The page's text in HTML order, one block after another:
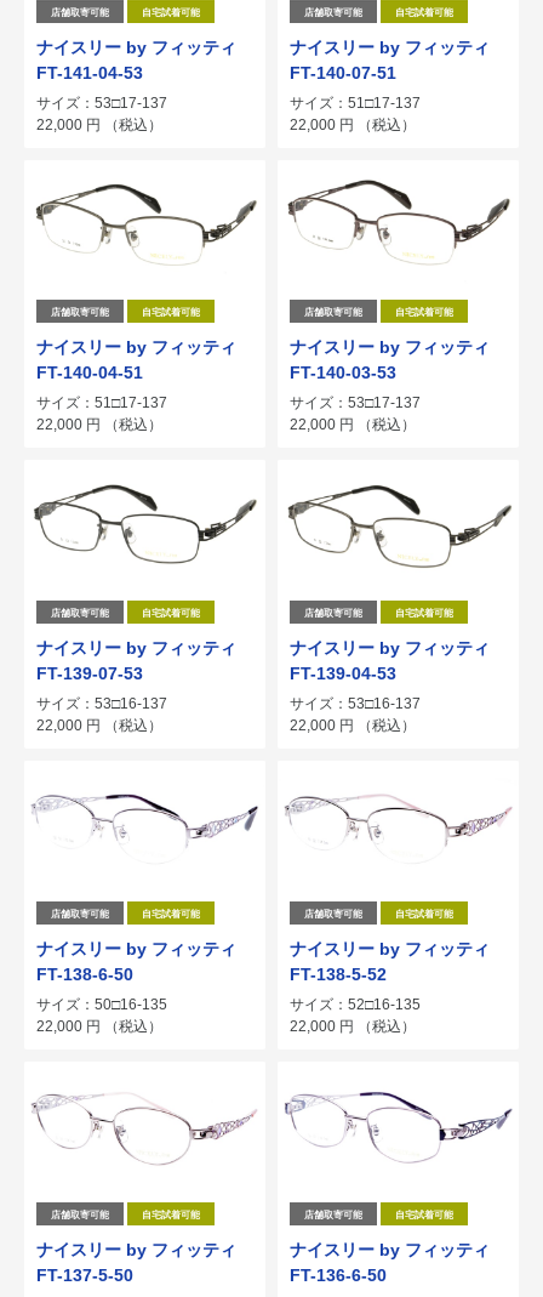
店舗取寄可能 自宅試着可能
ナイスリー by フィッティ
FT-141-04-53
サイズ：53□17-137
22,000 円 （税込）
店舗取寄可能 自宅試着可能
ナイスリー by フィッティ
FT-140-07-51
サイズ：51□17-137
22,000 円 （税込）
店舗取寄可能 自宅試着可能
ナイスリー by フィッティ
FT-140-04-51
サイズ：51□17-137
22,000 円 （税込）
店舗取寄可能 自宅試着可能
ナイスリー by フィッティ
FT-140-03-53
サイズ：53□17-137
22,000 円 （税込）
店舗取寄可能 自宅試着可能
ナイスリー by フィッティ
FT-139-07-53
サイズ：53□16-137
22,000 円 （税込）
店舗取寄可能 自宅試着可能
ナイスリー by フィッティ
FT-139-04-53
サイズ：53□16-137
22,000 円 （税込）
店舗取寄可能 自宅試着可能
ナイスリー by フィッティ
FT-138-6-50
サイズ：50□16-135
22,000 円 （税込）
店舗取寄可能 自宅試着可能
ナイスリー by フィッティ
FT-138-5-52
サイズ：52□16-135
22,000 円 （税込）
店舗取寄可能 自宅試着可能
ナイスリー by フィッティ
FT-137-5-50
店舗取寄可能 自宅試着可能
ナイスリー by フィッティ
FT-136-6-50